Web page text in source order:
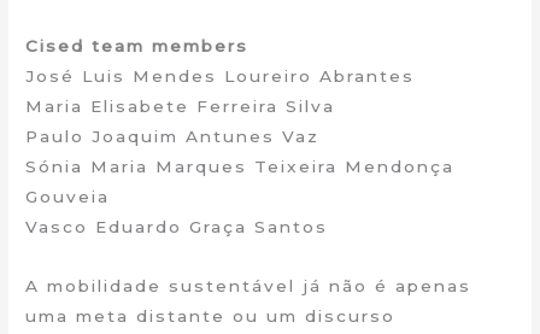
Cised team members
José Luis Mendes Loureiro Abrantes
Maria Elisabete Ferreira Silva
Paulo Joaquim Antunes Vaz
Sónia Maria Marques Teixeira Mendonça
Gouveia
Vasco Eduardo Graça Santos
A mobilidade sustentável já não é apenas
uma meta distante ou um discurso